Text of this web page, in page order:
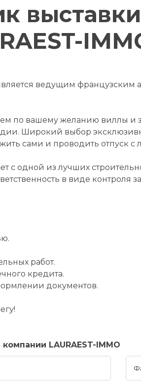
ведущим французским
по вашему желанию виллы и
Широкий выбор
сами и проводить отпуск
с одной из лучших
в виде контроля
работ.
кредита.
документов.
LAURAEST-IMMO